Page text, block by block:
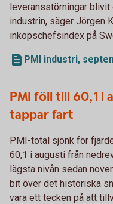
leveransstörningar
industrin, säger Jörgen
inköpschefsindex på
PMI industri,
PMI föll till 60,1 i
tappar fart
PMI-total sjönk för
60,1 i augusti från
lägsta nivån sedan
bit över det historiska
vara ett tecken på att